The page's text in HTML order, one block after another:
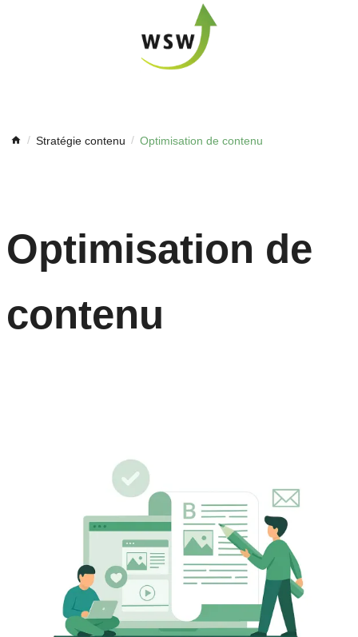
Stratégie contenu Optimisation de contenu
Optimisation de
contenu